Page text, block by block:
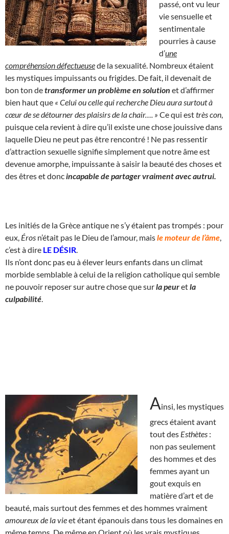
passé, ont vu leur
vie sensuelle et
sentimentale
pourries à cause
d’une
compréhension défectueusede la sexualité. Nombreux étaient
les mystiques impuissants ou frigides. De fait, il devenait de
bon ton detransformer un problème en solution et d’affirmer
bien haut que « Celui ou celle qui recherche Dieu aura surtout à
cœur de se détourner des plaisirs de la chair…. » Ce qui esttrès con
puisque cela revient à dire qu’il existe une chose jouissive dans
laquelle Dieu ne peut pas être rencontré ! Ne pas ressentir
d’attraction sexuelle signifie simplement que notre âme est
devenue amorphe, impuissante à saisir la beauté des choses et
des êtres et donc incapable de partager vraiment avec autrui.
Les initiés de la Grèce antique ne s’y étaient pas trompés : pour
eux, Éros n’était pas le Dieu de l’amour, maisle moteur de l’âme
c’est à dire LE DÉSIR
Ils n’ont donc pas eu à élever leurs enfants dans un climat
morbide semblable à celui de la religion catholique qui semble
ne pouvoir reposer sur autre chose que surla peuretla
culpabilité
Ainsi, les mystiques
grecs étaient avant
tout des Esthètes :
non pas seulement
des hommes et des
femmes ayant un
gout exquis en
matière d’art et de
beauté, mais surtout des femmes et des hommes vraiment
amoureux de la vieet étant épanouis dans tous les domaines en
même temps. De même en Orient où les vrais mystiques